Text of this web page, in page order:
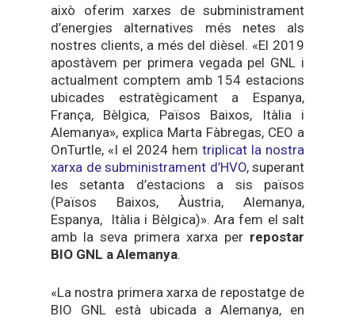
això oferim xarxes de subministrament
d’energies alternatives més netes als
nostres clients, a més del dièsel. «El 2019
apostàvem per primera vegada pel GNL i
actualment comptem amb 154 estacions
ubicades estratègicament a Espanya,
França, Bèlgica, Països Baixos, Itàlia i
Alemanya», explica Marta Fàbregas, CEO a
OnTurtle, «I el 2024 hem triplicat la nostra
xarxa de subministrament d’HVO, superant
les setanta d’estacions a sis països
(Països Baixos, Àustria, Alemanya,
Espanya, Itàlia i Bèlgica)». Ara fem el salt
amb la seva primera xarxa per repostar
BIO GNL a Alemanya.
«La nostra primera xarxa de repostatge de
BIO GNL està ubicada a Alemanya, en